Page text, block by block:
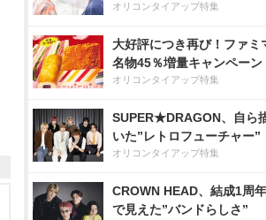
オリコンタイアップ特集
大好評につき再び！ファミ
名物45％増量キャンペーン
オリコンタイアップ特集
SUPER★DRAGON、自ら
いた”レトロフューチャー”
オリコンタイアップ特集
CROWN HEAD、結成1周年
で見えた”バンドらしさ”